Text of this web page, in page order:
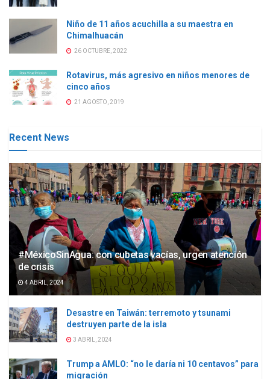
Niño de 11 años acuchilla a su maestra en
Chimalhuacán
26 OCTUBRE, 2022
Rotavirus, más agresivo en niños menores de
cinco años
21 AGOSTO, 2019
Recent News
#MéxicoSinAgua: con cubetas vacías, urgen atención
de crisis
4 ABRIL, 2024
Desastre en Taiwán: terremoto y tsunami
destruyen parte de la isla
3 ABRIL, 2024
Trump a AMLO: “no le daría ni 10 centavos” para
migración